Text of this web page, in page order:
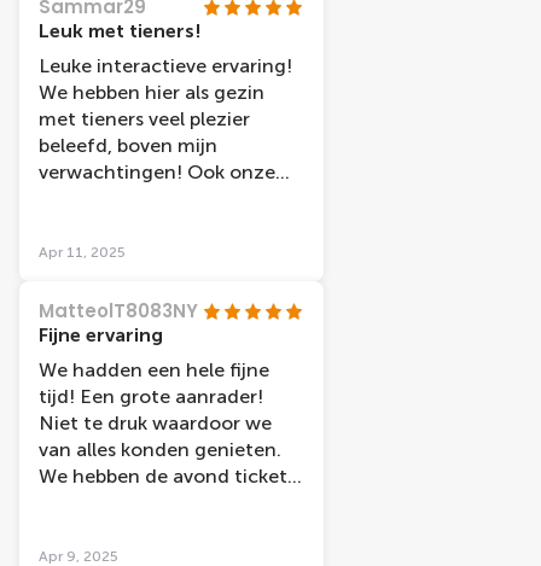
Sammar29
Leuk met tieners!
Leuke interactieve ervaring!
We hebben hier als gezin
met tieners veel plezier
beleefd, boven mijn
verwachtingen! Ook onze
bezoek en hebben veel
Apr 11, 2025
MatteolT8083NY
Fijne ervaring
We hadden een hele fijne
tijd! Een grote aanrader!
Niet te druk waardoor we
van alles konden genieten.
We hebben de avond tickets
Apr 9, 2025